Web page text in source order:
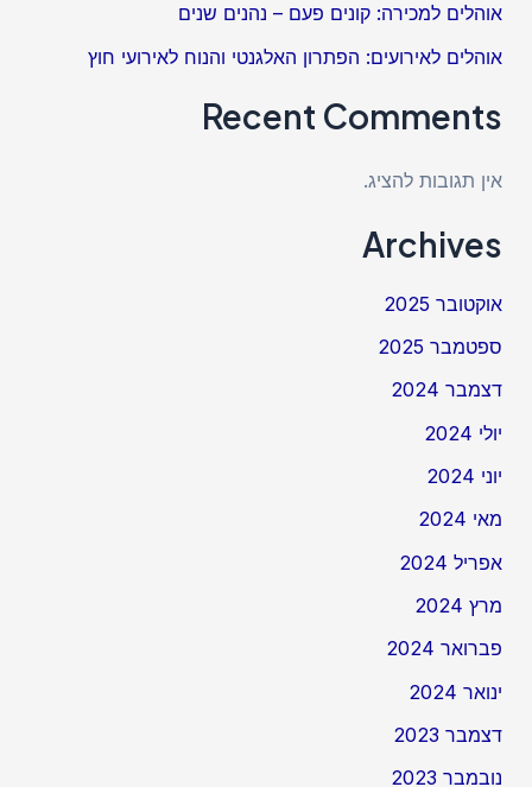
אוהלים למכירה: קונים פעם – נהנים שנים
אוהלים לאירועים: הפתרון האלגנטי והנוח לאירועי חוץ
Recent Comments
אין תגובות להציג.
Archives
אוקטובר 2025
ספטמבר 2025
דצמבר 2024
יולי 2024
יוני 2024
מאי 2024
אפריל 2024
מרץ 2024
פברואר 2024
ינואר 2024
דצמבר 2023
נובמבר 2023